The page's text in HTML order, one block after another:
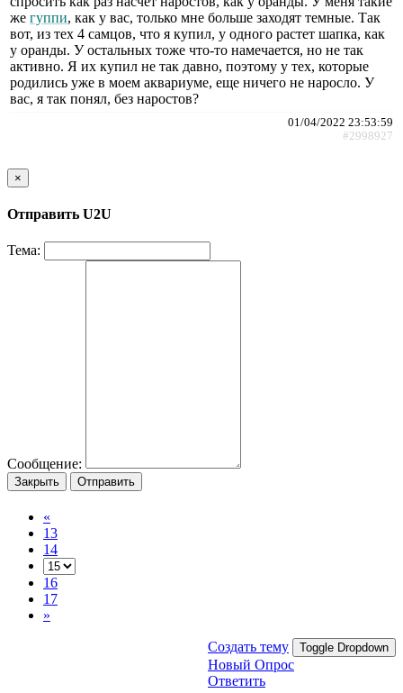
же гуппи, как у вас, только мне больше заходят темные. Так
вот, из тех 4 самцов, что я купил, у одного растет шапка, как
у оранды. У остальных тоже что-то намечается, но не так
активно. Я их купил не так давно, поэтому у тех, которые
родились уже в моем аквариуме, еще ничего не наросло. У
вас, я так понял, без наростов?
01/04/2022 23:53:59
#2998927
×
Отправить U2U
Тема:
Сообщение:
Закрыть Отправить
«
13
14
16
17
»
Создать тему Toggle Dropdown
Новый Опрос
Ответить